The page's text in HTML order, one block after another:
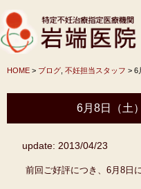
HOME > ブログ 不妊担当スタッフ > 6
6月8日（土
update: 2013/04/23
前回ご好評につき、6月8日